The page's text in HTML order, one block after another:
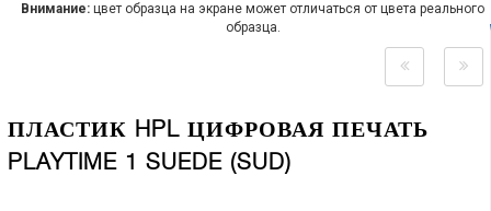
Внимание: цвет образца на экране может отличаться от цвета реального
образца.
ПЛАСТИК HPL ЦИФРОВАЯ ПЕЧАТЬ
PLAYTIME 1 SUEDE (SUD)